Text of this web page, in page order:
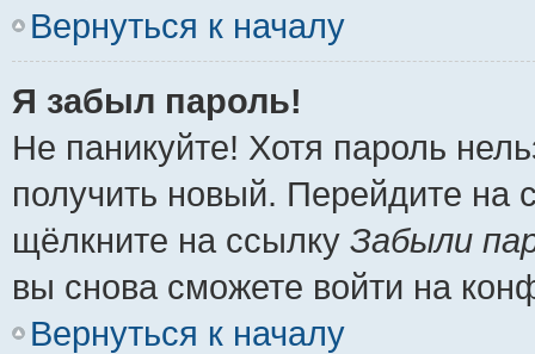
Вернуться к началу
Я забыл пароль!
Не паникуйте! Хотя пароль
получить новый. Перейдите на
щёлкните на ссылку Забыли
вы снова сможете войти на
Вернуться к началу